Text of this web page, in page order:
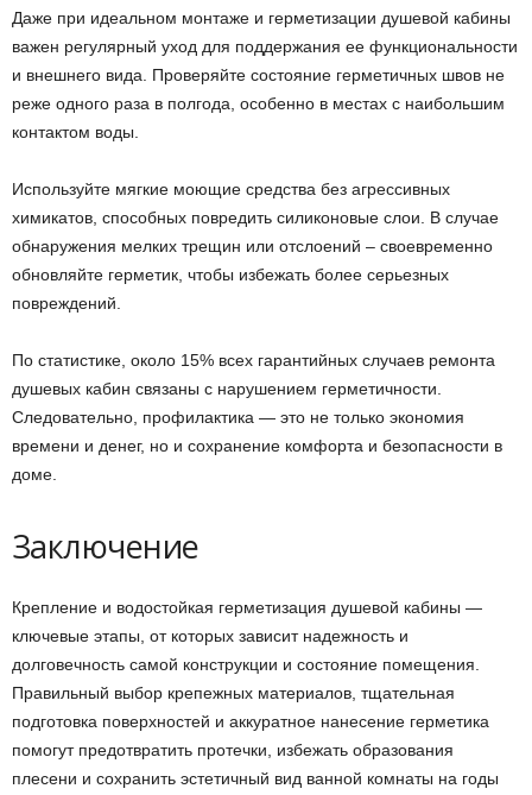
Даже при идеальном монтаже и герметизации душевой кабины
важен регулярный уход для поддержания ее функциональности
и внешнего вида. Проверяйте состояние герметичных швов не
реже одного раза в полгода, особенно в местах с наибольшим
контактом воды.
Используйте мягкие моющие средства без агрессивных
химикатов, способных повредить силиконовые слои. В случае
обнаружения мелких трещин или отслоений – своевременно
обновляйте герметик, чтобы избежать более серьезных
повреждений.
По статистике, около 15% всех гарантийных случаев ремонта
душевых кабин связаны с нарушением герметичности.
Следовательно, профилактика — это не только экономия
времени и денег, но и сохранение комфорта и безопасности в
доме.
Заключение
Крепление и водостойкая герметизация душевой кабины —
ключевые этапы, от которых зависит надежность и
долговечность самой конструкции и состояние помещения.
Правильный выбор крепежных материалов, тщательная
подготовка поверхностей и аккуратное нанесение герметика
помогут предотвратить протечки, избежать образования
плесени и сохранить эстетичный вид ванной комнаты на годы